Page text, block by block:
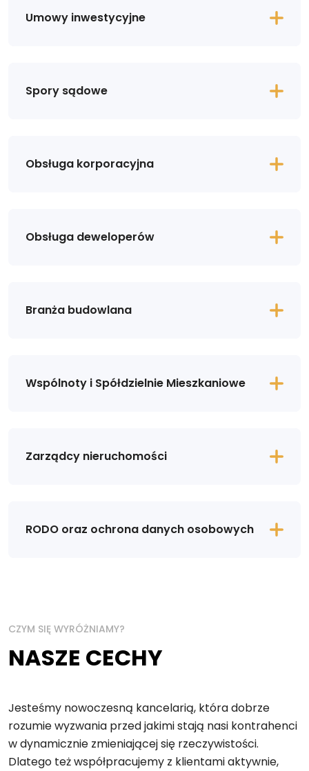
Umowy inwestycyjne
Spory sądowe
Obsługa korporacyjna
Obsługa deweloperów
Branża budowlana
Wspólnoty i Spółdzielnie Mieszkaniowe
Zarządcy nieruchomości
RODO oraz ochrona danych osobowych
CZYM SIĘ WYRÓŻNIAMY?
NASZE CECHY
Jesteśmy nowoczesną kancelarią, która dobrze
rozumie wyzwania przed jakimi stają nasi kontrahenci
w dynamicznie zmieniającej się rzeczywistości.
Dlatego też współpracujemy z klientami aktywnie,